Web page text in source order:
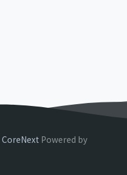
CoreNext Powered by